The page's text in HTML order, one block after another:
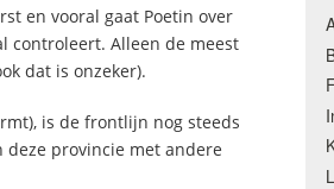
en vooral gaat Poetin over
controleert. Alleen de meest
dat is onzeker).
is de frontlijn nog steeds
deze provincie met andere